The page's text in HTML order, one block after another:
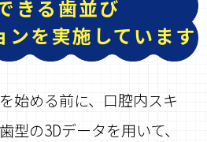
きる歯並び
ンを実施しています
始める前に、口腔内スキ
型の3Dデータを用いて、